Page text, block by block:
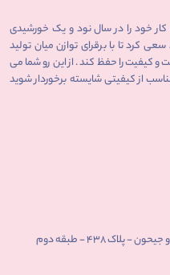
خود را در سال نود و یک خورشیدی
کرد تا با برقرای توازن میان تولید
کیفیت را حفظ کند . از این رو شما می
از کیفیتی شایسته برخوردار شوید
۴۳۸ - طبقه دوم